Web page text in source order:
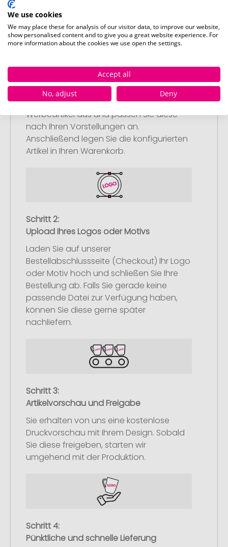
Artikelkonfiguration
Wählen Sie Ihre gewünschten
Werbeartikel aus und passen Sie diese
nach Ihren Vorstellungen an.
Anschließend legen Sie die konfigurierten
Artikel in Ihren Warenkorb.
Schritt 2:
Upload Ihres Logos oder Motivs
Laden Sie auf unserer
Bestellabschlussseite (Checkout) Ihr Logo
oder Motiv hoch und schließen Sie Ihre
Bestellung ab. Falls Sie gerade keine
passende Datei zur Verfügung haben,
können Sie diese gerne später
nachliefern.
Schritt 3:
Artikelvorschau und Freigabe
Sie erhalten von uns eine kostenlose
Druckvorschau mit Ihrem Design. Sobald
Sie diese freigeben, starten wir
umgehend mit der Produktion.
Schritt 4:
Pünktliche und schnelle Lieferung
We use cookies
We may place these for analysis of our visitor data, to improve our website,
show personalised content and to give you a great website experience. For
more information about the cookies we use open the settings.
Accept all
No, adjust
Deny